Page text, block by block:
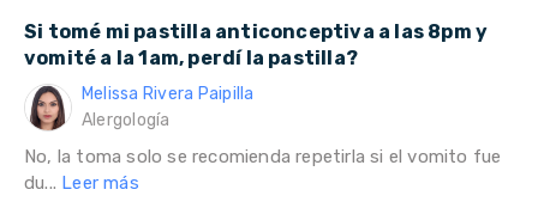
Si tomé mi pastilla anticonceptiva a las 8pm y
vomité a la 1am, perdí la pastilla?
Melissa Rivera Paipilla
Alergología
No, la toma solo se recomienda repetirla si el vomito fue
du... Leer más